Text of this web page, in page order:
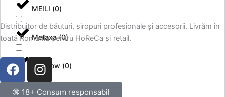
MEILI (0)
Metaxa(0)
Meukow (0)
MG(0)
Distribuitor de băuturi, siropuri profesionale și accesorii. Livrăm în
toată România pentru HoReCa și retail.
F
a
c
I
n
s
🔞 18+ Consum responsabil